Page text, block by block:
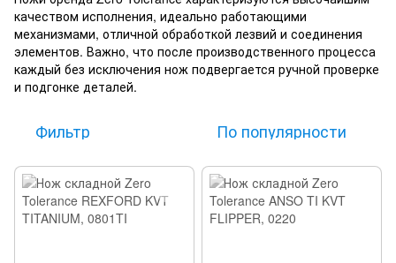
качеством исполнения, идеально работающими
механизмами, отличной обработкой лезвий и соединения
элементов. Важно, что после производственного процесса
каждый без исключения нож подвергается ручной проверке
и подгонке деталей.
Фильтр По популярности